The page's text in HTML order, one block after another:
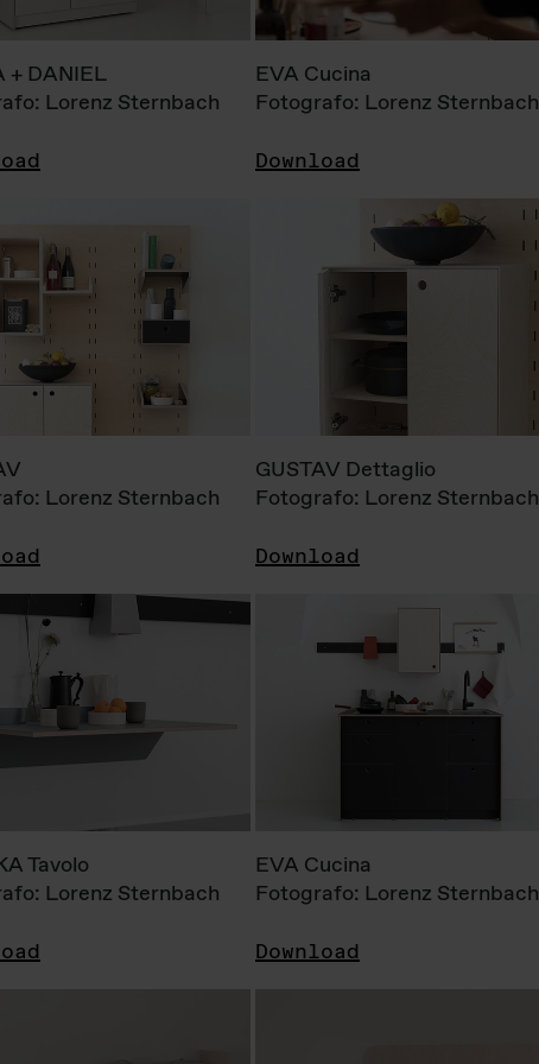
+ DANIEL
Lorenz Sternbach
EVA Cucina
Fotografo: Lorenz Sternbach
Download
Lorenz Sternbach
GUSTAV Dettaglio
Fotografo: Lorenz Sternbach
Download
Tavolo
Lorenz Sternbach
EVA Cucina
Fotografo: Lorenz Sternbach
Download